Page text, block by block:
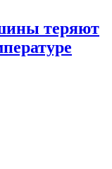
теряют